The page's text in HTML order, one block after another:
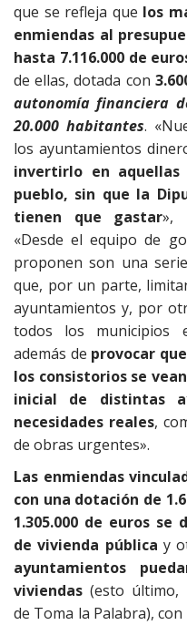
que se refleja que los
enmiendas al
hasta 7.116.000 de
de ellas, dotada con
autonomía financiera
20.000 habitantes.
los ayuntamientos
invertirlo en aquellas
pueblo, sin que la
tienen que gastar»,
«Desde el equipo de
proponen son una
que, por un parte,
ayuntamientos y, por
todos los municipios
además de provocar
los consistorios se
inicial de distintas
necesidades reales,
de obras urgentes».
Las enmiendas
con una dotación de
1.305.000 de euros
de vivienda pública y
ayuntamientos
viviendas (esto último,
de Toma la Palabra),